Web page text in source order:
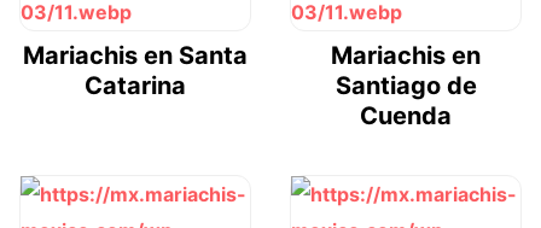
Mariachis en Santa
Catarina
Mariachis en
Santiago de
Cuenda